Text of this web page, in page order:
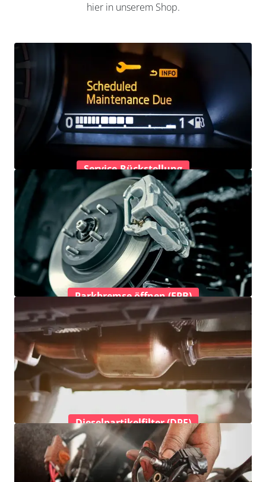
hier in unserem Shop.
Service-Rückstellung
Parkbremse öffnen (EPB)
Dieselpartikelfilter (DPF)